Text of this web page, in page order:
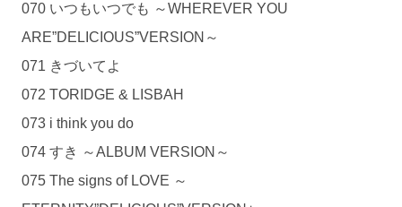
070 いつもいつでも ～WHEREVER YOU
ARE”DELICIOUS”VERSION～
071 きづいてよ
072 TORIDGE & LISBAH
073 i think you do
074 すき ～ALBUM VERSION～
075 The signs of LOVE ～